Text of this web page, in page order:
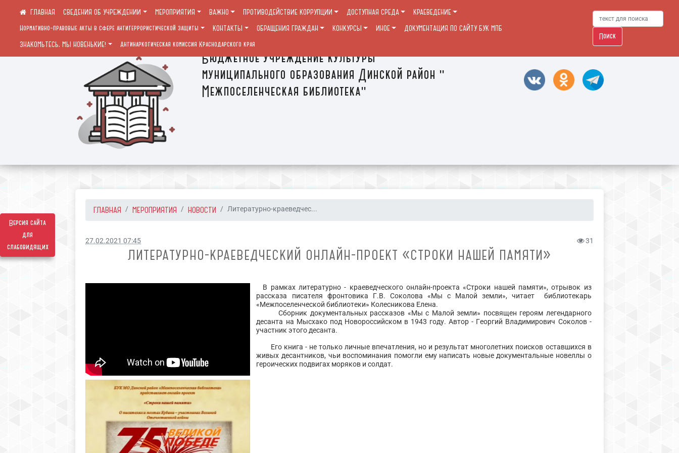
Версия сайта
для
слабовидящих
Бюджетное учреждение культуры
муниципального образования Динской район "
Межпоселенческая библиотека"
СВЕДЕНИЯ ОБ УЧРЕЖДЕНИИ МЕРОПРИЯТИЯ ВАЖНО ПРОТИВОДЕЙСТВИЕ КОРРУПЦИИ ДОСТУПНАЯ СРЕДА
КРАЕВЕДЕНИЕ
Нормативно-правовые акты в сфере антитеррористической защиты
КОНТАКТЫ ОБРАЩЕНИЯ ГРАЖДАН КОНКУРСЫ ИНОЕ
ДОКУМЕНТАЦИЯ ПО САЙТУ БУК МПБ
ЗНАКОМЬТЕСЬ, МЫ НОВЕНЬКИЕ!
Антинаркотическая комиссия Краснодарского края
Поиск
ГЛАВНАЯ МЕРОПРИЯТИЯ НОВОСТИ Литературно-краеведчес...
27.02.2021 07:45 31
ЛИТЕРАТУРНО-КРАЕВЕДЧЕСКИЙ ОНЛАЙН-ПРОЕКТ «СТРОКИ НАШЕЙ ПАМЯТИ»
В рамках литературно - краеведческого онлайн-проекта «Строки нашей памяти», отрывок из
рассказа писателя фронтовика Г.В. Соколова «Мы с Малой земли», читает библиотекарь
«Межпоселенческой библиотеки» Колесникова Елена.
Сборник документальных рассказов «Мы с Малой земли» посвящен героям легендарного
десанта на Мысхако под Новороссийском в 1943 году. Автор - Георгий Владимирович Соколов -
участник этого десанта.
Его книга - не только личные впечатления, но и результат многолетних поисков оставшихся в
живых десантников, чьи воспоминания помогли ему написать новые документальные новеллы о
героических подвигах моряков и солдат.